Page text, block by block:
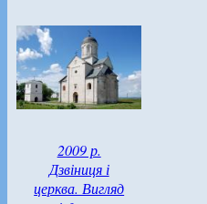
2009 р.
Дзвіниця і
церква. Вигляд